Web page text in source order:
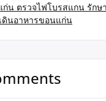
น ตรวจไฟโบรสแกน รักษ
ดินอาหารขอนแก่น